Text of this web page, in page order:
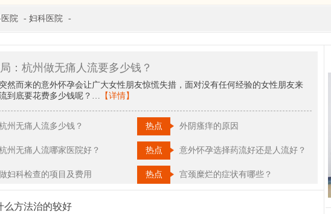
院 - 妇科医院 -
：杭州做无痛人流要多少钱？
然而来的意外怀孕会让广大女性朋友惊慌失措，面对没有任何经验的女性朋友来
到底要花费多少钱呢？… 【详情】
州无痛人流多少钱？ 热点 外阴瘙痒的原因
州无痛人流哪家医院好？ 热点 意外怀孕选择药流好还是人流好？
妇科检查的项目及费用 热点 宫颈糜烂的症状有哪些？
么方法治的较好